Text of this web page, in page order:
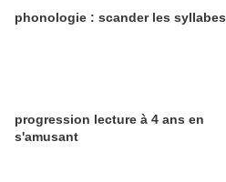
phonologie : scander les syllabes
progression lecture à 4 ans en
s'amusant